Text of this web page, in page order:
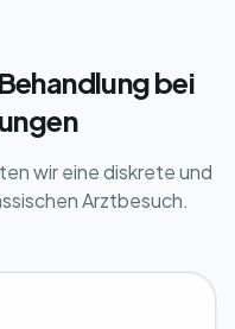
bei
wir eine diskrete und
Arztbesuch.